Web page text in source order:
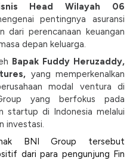
Head Wilayah 06
pentingnya asuransi
dari perencanaan keuangan
depan keluarga.
Bapak Fuddy Heruzaddy,
yang memperkenalkan
modal ventura di
yang berfokus pada
startup di Indonesia melalui
investasi.
BNI Group tersebut
dari para pengunjung Fin